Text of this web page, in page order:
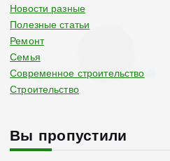
Новости разные
Полезные статьи
Ремонт
Семья
Современное строительство
Строительство
Вы пропустили